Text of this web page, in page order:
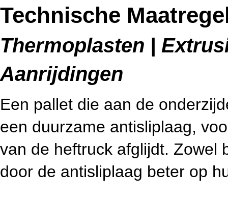
Technische
Thermoplasten |
Aanrijdingen
Een pallet die aan de
een duurzame antisliplaag,
van de heftruck afglijdt. Zowel
door de antisliplaag beter op